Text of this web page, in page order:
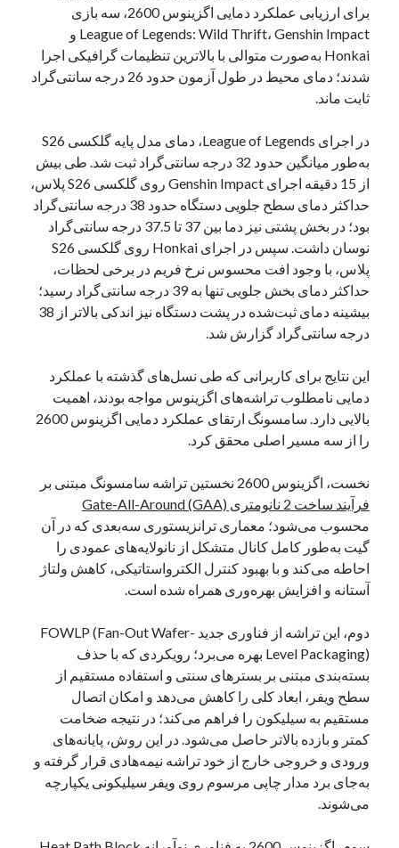
دسامبر 2024
نوامبر 2024
اکتبر 2024
سپتامبر 2024
آگوست 2024
ژوئن 2024
می 2024
آوریل 2024
مارس 2024
فوریه 2024
ژانویه 2024
دسامبر 2023
نوامبر 2023
اکتبر 2023
سپتامبر 2023
جولای 2023
دسامبر 2022
اپل
دسته‌بندی نشده
برای ارزیابی عملکرد دمایی اگزینوس 2600، سه بازی
League of Legends: Wild Thrift، Genshin Impact و
Honkai به‌صورت متوالی با بالاترین تنظیمات گرافیکی اجرا
شدند؛ دمای محیط در طول آزمون حدود 26 درجه سانتی‌گراد
ثابت ماند.
در اجرای League of Legends، دمای مدل پایه گلکسی S26
به‌طور میانگین حدود 32 درجه سانتی‌گراد ثبت شد. طی بیش
از 15 دقیقه اجرای Genshin Impact روی گلکسی S26 پلاس،
حداکثر دمای سطح جلویی دستگاه حدود 38 درجه سانتی‌گراد
بود؛ در بخش پشتی نیز دما بین 37 تا 37.5 درجه سانتی‌گراد
نوسان داشت. سپس در اجرای Honkai روی گلکسی S26
پلاس، با وجود افت محسوس نرخ فریم در برخی لحظات،
حداکثر دمای بخش جلویی تنها به 39 درجه سانتی‌گراد رسید؛
بیشینه دمای ثبت‌شده در پشت دستگاه نیز اندکی بالاتر از 38
درجه سانتی‌گراد گزارش شد.
این نتایج برای کاربرانی که طی نسل‌های گذشته با عملکرد
دمایی نامطلوب تراشه‌های اگزینوس مواجه بودند، اهمیت
بالایی دارد. سامسونگ ارتقای عملکرد دمایی اگزینوس 2600
را از سه مسیر اصلی محقق کرد.
نخست، اگزینوس 2600 نخستین تراشه سامسونگ مبتنی بر
فرآیند ساخت 2 نانومتری Gate-All-Around (GAA)
محسوب می‌شود؛ معماری ترانزیستوری سه‌بعدی که در آن
گیت به‌طور کامل کانال متشکل از نانولایه‌های عمودی را
احاطه می‌کند و با بهبود کنترل الکترواستاتیکی، کاهش ولتاژ
آستانه و افزایش بهره‌وری همراه شده است.
دوم، این تراشه از فناوری جدید FOWLP (Fan-Out Wafer-
Level Packaging) بهره می‌برد؛ رویکردی که با حذف
بسته‌بندی مبتنی بر بسترهای سنتی و استفاده مستقیم از
سطح ویفر، ابعاد کلی را کاهش می‌دهد و امکان اتصال
مستقیم به سیلیکون را فراهم می‌کند؛ در نتیجه ضخامت
کمتر و بازده بالاتر حاصل می‌شود. در این روش، پایانه‌های
ورودی و خروجی خارج از خود تراشه نیمه‌هادی قرار گرفته و
به‌جای برد مدار چاپی مرسوم روی ویفر سیلیکونی یکپارچه
می‌شوند.